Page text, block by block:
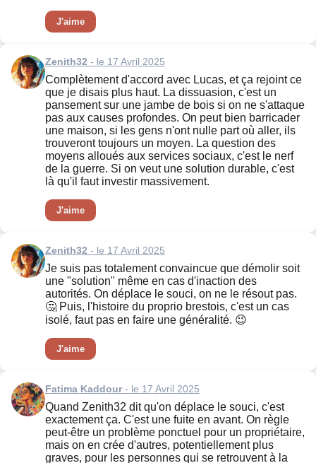
J'aime
Zenith32 - le 17 Avril 2025
Complètement d'accord avec Lucas, et ça rejoint ce
que je disais plus haut. La dissuasion, c'est un
pansement sur une jambe de bois si on ne s'attaque
pas aux causes profondes. On peut bien barricader
une maison, si les gens n'ont nulle part où aller, ils
trouveront toujours un moyen. La question des
moyens alloués aux services sociaux, c'est le nerf
de la guerre. Si on veut une solution durable, c'est
là qu'il faut investir massivement.
J'aime
Zenith32 - le 17 Avril 2025
Je suis pas totalement convaincue que démolir soit
une "solution" même en cas d'inaction des
autorités. On déplace le souci, on ne le résout pas.
🤔 Puis, l'histoire du proprio brestois, c'est un cas
isolé, faut pas en faire une généralité. 😉
J'aime
Fatima Kaddour- le 17 Avril 2025
Quand Zenith32 dit qu'on déplace le souci, c'est
exactement ça. C'est une fuite en avant. On règle
peut-être un problème ponctuel pour un propriétaire,
mais on en crée d'autres, potentiellement plus
graves, pour les personnes qui se retrouvent à la